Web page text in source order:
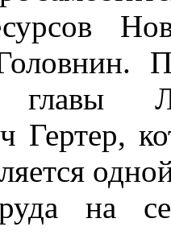
главы
Гертер,
на